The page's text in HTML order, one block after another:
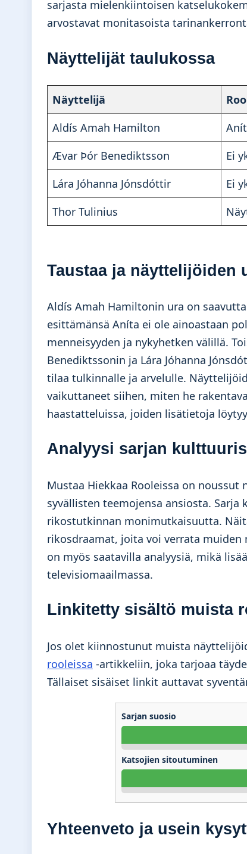
sarjasta mielenkiintoisen
arvostavat monitasoista
Näyttelijät taulukossa
Näyttelijä
Aldís Amah Hamilton
Ævar Þór Benediktsson
Ei
Lára Jóhanna Jónsdóttir
Ei
Thor Tulinius
Taustaa ja näyttelijöiden
Aldís Amah Hamiltonin ura on
esittämänsä Aníta ei ole ainoastaan
menneisyyden ja nykyhetken välillä.
Benediktssonin ja Lára Jóhanna
tilaa tulkinnalle ja arvelulle.
vaikuttaneet siihen, miten he
haastatteluissa, joiden lisätietoja löytyy
Analyysi sarjan
Mustaa Hiekkaa Rooleissa on
syvällisten teemojensa ansiosta.
rikostutkinnan monimutkaisuutta.
rikosdraamat, joita voi verrata
on myös saatavilla analyysiä, mikä
televisiomaailmassa.
Linkitetty sisältö muista
Jos olet kiinnostunut muista
rooleissa -artikkeliin, joka tarjoaa
Tällaiset sisäiset linkit auttavat
Sarjan suosio
Katsojien sitoutuminen
Yhteenveto ja usein